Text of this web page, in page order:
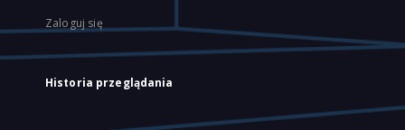
Zaloguj się
Historia przeglądania